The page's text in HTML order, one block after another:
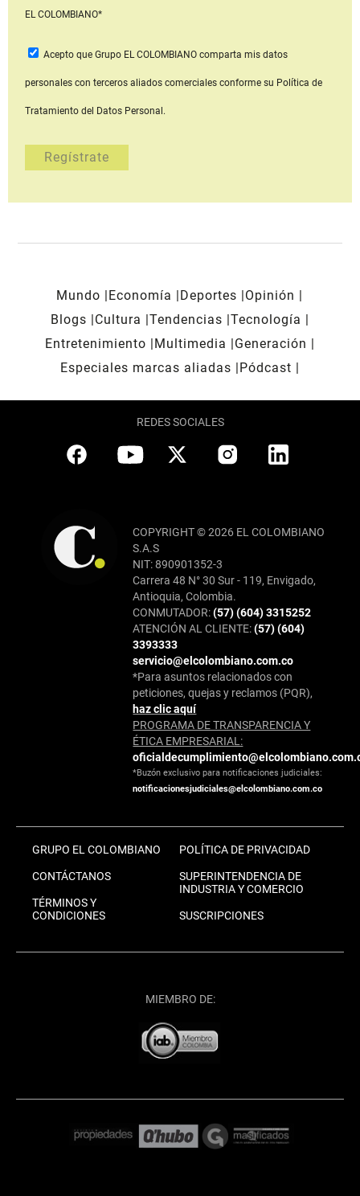
EL COLOMBIANO*
Acepto que Grupo EL COLOMBIANOcomparta mis datos
personales con terceros aliados comerciales conforme su Política de
Tratamiento del Datos Personal.
Mundo Economía Deportes
Opinión
Blogs
Cultura Tendencias Tecnología
Entretenimiento
Multimedia
Generación
Especiales marcas aliadas
Pódcast
REDES SOCIALES
COPYRIGHT © 2026 EL COLOMBIANO
S.A.S
NIT: 890901352-3
Carrera 48 N° 30 Sur - 119, Envigado,
Antioquia, Colombia.
CONMUTADOR:(57) (604) 3315252
ATENCIÓN AL CLIENTE:(57) (604)
3393333
servicio@elcolombiano.com.co
*Para asuntos relacionados con
peticiones, quejas y reclamos (PQR),
haz clic aquí
PROGRAMA DE TRANSPARENCIA Y
ÉTICA EMPRESARIAL:
*Buzón exclusivo para notificaciones judiciales:
notificacionesjudiciales@elcolombiano.com.co
GRUPO EL COLOMBIANO
CONTÁCTANOS
TÉRMINOS Y
CONDICIONES
POLÍTICA DE PRIVACIDAD
SUPERINTENDENCIA DE
INDUSTRIA Y COMERCIO
SUSCRIPCIONES
MIEMBRO DE: